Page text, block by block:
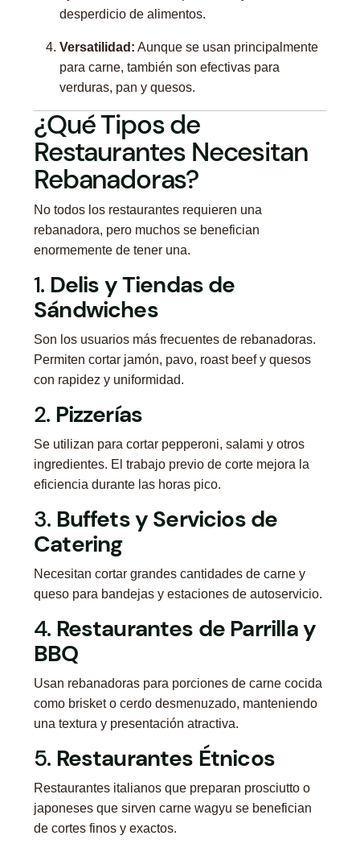
desperdicio de alimentos.
Versatilidad: Aunque se usan principalmente
para carne, también son efectivas para
verduras, pan y quesos.
¿Qué Tipos de
Restaurantes Necesitan
Rebanadoras?
No todos los restaurantes requieren una
rebanadora, pero muchos se benefician
enormemente de tener una.
1. Delis y Tiendas de
Sándwiches
Son los usuarios más frecuentes de rebanadoras.
Permiten cortar jamón, pavo, roast beef y quesos
con rapidez y uniformidad.
2. Pizzerías
Se utilizan para cortar pepperoni, salami y otros
ingredientes. El trabajo previo de corte mejora la
eficiencia durante las horas pico.
3. Buffets y Servicios de
Catering
Necesitan cortar grandes cantidades de carne y
queso para bandejas y estaciones de autoservicio.
4. Restaurantes de Parrilla y
BBQ
Usan rebanadoras para porciones de carne cocida
como brisket o cerdo desmenuzado, manteniendo
una textura y presentación atractiva.
5. Restaurantes Étnicos
Restaurantes italianos que preparan prosciutto o
japoneses que sirven carne wagyu se benefician
de cortes finos y exactos.